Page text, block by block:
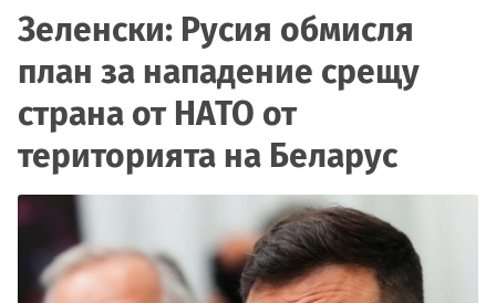
Зеленски: Русия обмисля
план за нападение срещу
страна от НАТО от
територията на Беларус